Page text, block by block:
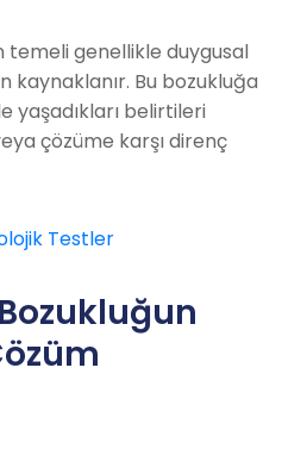
genellikle duygusal
kaynaklanır. Bu bozukluğa
yaşadıkları belirtileri
çözüme karşı direnç
Testler